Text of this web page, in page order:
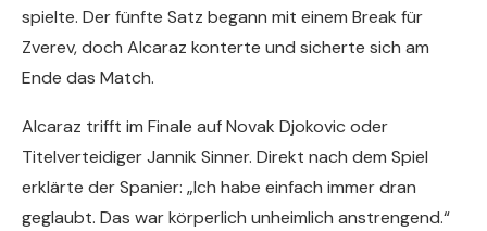
spielte. Der fünfte Satz begann mit einem Break für
Zverev, doch Alcaraz konterte und sicherte sich am
Ende das Match.
Alcaraz trifft im Finale auf Novak Djokovic oder
Titelverteidiger Jannik Sinner. Direkt nach dem Spiel
erklärte der Spanier: „Ich habe einfach immer dran
geglaubt. Das war körperlich unheimlich anstrengend.“